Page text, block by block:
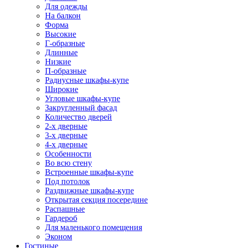
Для одежды
На балкон
Форма
Высокие
Г-образные
Длинные
Низкие
П-образные
Радиусные шкафы-купе
Широкие
Угловые шкафы-купе
Закругленный фасад
Количество дверей
2-х дверные
3-х дверные
4-х дверные
Особенности
Во всю стену
Встроенные шкафы-купе
Под потолок
Раздвижные шкафы-купе
Открытая секция посередине
Распашные
Гардероб
Для маленького помещения
Эконом
Гостиные